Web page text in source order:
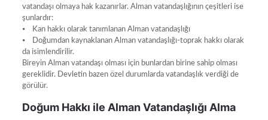
vatandaşı olmaya hak kazanırlar. Alman vatandaşlığının çeşitleri ise
şunlardır:
⦁ Kan hakkı olarak tanımlanan Alman vatandaşlığı
⦁ Doğumdan kaynaklanan Alman vatandaşlığı-toprak hakkı olarak
da isimlendirilir.
Bireyin Alman vatandaşı olması için bunlardan birine sahip olması
gereklidir. Devletin bazen özel durumlarda vatandaşlık verdiği de
görülür.
Doğum Hakkı ile Alman Vatandaşlığı Alma